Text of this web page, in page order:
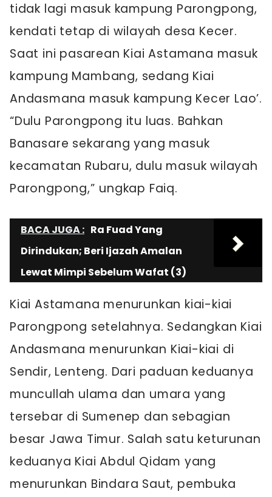
tidak lagi masuk kampung Parongpong,
kendati tetap di wilayah desa Kecer.
Saat ini pasarean Kiai Astamana masuk
kampung Mambang, sedang Kiai
Andasmana masuk kampung Kecer Lao’.
“Dulu Parongpong itu luas. Bahkan
Banasare sekarang yang masuk
kecamatan Rubaru, dulu masuk wilayah
Parongpong,” ungkap Faiq.
BACA JUGA : Ra Fuad Yang
Dirindukan; Beri Ijazah Amalan
Lewat Mimpi Sebelum Wafat (3)
Kiai Astamana menurunkan kiai-kiai
Parongpong setelahnya. Sedangkan Kiai
Andasmana menurunkan Kiai-kiai di
Sendir, Lenteng. Dari paduan keduanya
muncullah ulama dan umara yang
tersebar di Sumenep dan sebagian
besar Jawa Timur. Salah satu keturunan
keduanya Kiai Abdul Qidam yang
menurunkan Bindara Saut, pembuka